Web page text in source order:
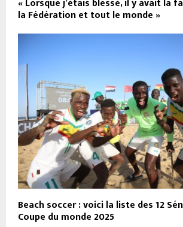
« Lorsque j’étais blessé, il y avait la
la Fédération et tout le monde »
Beach soccer : voici la liste des 12
Coupe du monde 2025